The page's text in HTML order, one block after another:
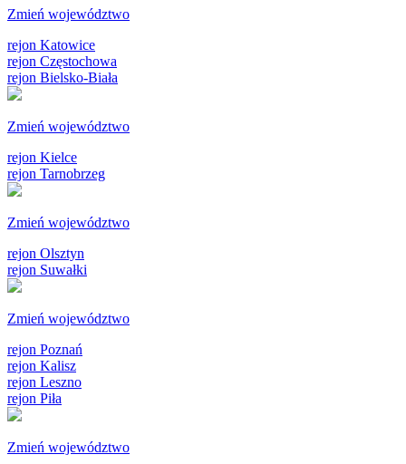
Zmień województwo
rejon Katowice
rejon Częstochowa
rejon Bielsko-Biała
Zmień województwo
rejon Kielce
rejon Tarnobrzeg
Zmień województwo
rejon Olsztyn
rejon Suwałki
Zmień województwo
rejon Poznań
rejon Kalisz
rejon Leszno
rejon Piła
Zmień województwo